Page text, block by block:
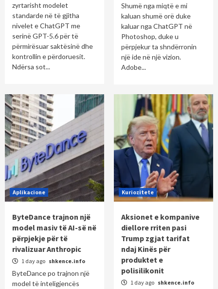
zyrtarisht modelet
standarde në të gjitha
nivelet e ChatGPT me
serinë GPT-5.6 për të
përmirësuar saktësinë dhe
kontrollin e përdoruesit.
Ndërsa sot...
Shumë nga miqtë e mi
kaluan shumë orë duke
kaluar nga ChatGPT në
Photoshop, duke u
përpjekur ta shndërronin
një ide në një vizion.
Adobe...
Aplikacione
ByteDance trajnon një
model masiv të AI-së në
përpjekje për të
rivalizuar Anthropic
1 day ago shkence.info
ByteDance po trajnon një
model të inteligjencës
Kuriozitete
Aksionet e kompanive
diellore rriten pasi
Trump zgjat tarifat
ndaj Kinës për
produktet e
polisilikonit
1 day ago shkence.info